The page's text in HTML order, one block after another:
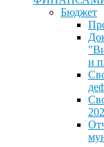
Бюджет
и